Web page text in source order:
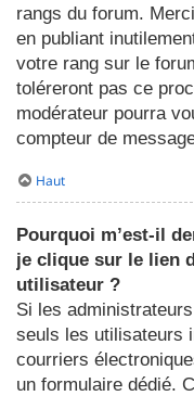
rangs du forum.
en publiant
votre rang sur le
toléreront pas ce
modérateur pourra
compteur de
Haut
Pourquoi m’est-il
je clique sur le lien
utilisateur ?
Si les
seuls les utilisateurs
courriers
un formulaire dédié.